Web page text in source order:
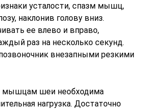
усталости, спазм мышц,
наклонив голову вниз.
ее влево и вправо,
раз на несколько секунд.
внезапными резкими
мышцам шеи необходима
нагрузка. Достаточно